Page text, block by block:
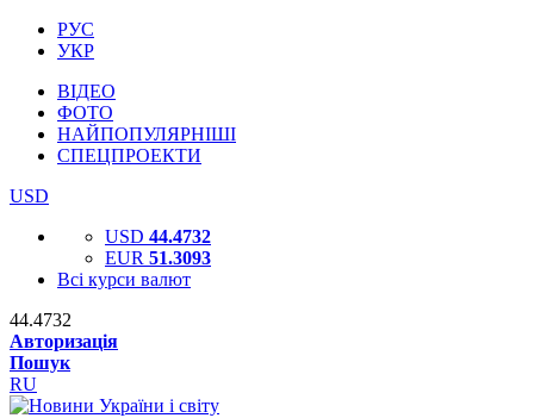
РУС
УКР
ВІДЕО
ФОТО
НАЙПОПУЛЯРНІШІ
СПЕЦПРОЕКТИ
USD
USD 44.4732
EUR 51.3093
Всі курси валют
44.4732
Авторизація
Пошук
RU